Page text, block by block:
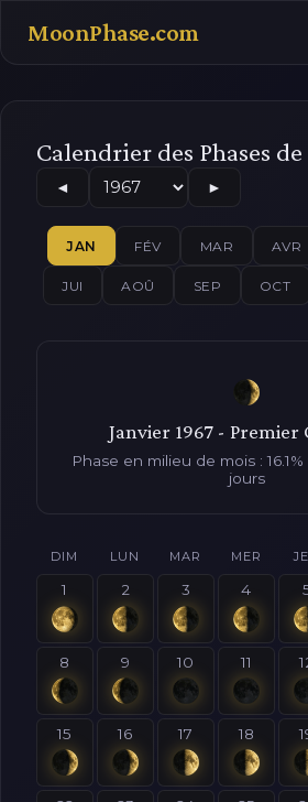
MoonPhase.com
Calendrier des Phases de
◄ ►
JAN FÉV MAR AVR
JUI AOÛ SEP OCT
Janvier 1967 - Premier
Phase en milieu de mois : 16.1%
jours
DIM LUN MAR MER
1 2 3 4
8 9 10 11
15 16 17 18